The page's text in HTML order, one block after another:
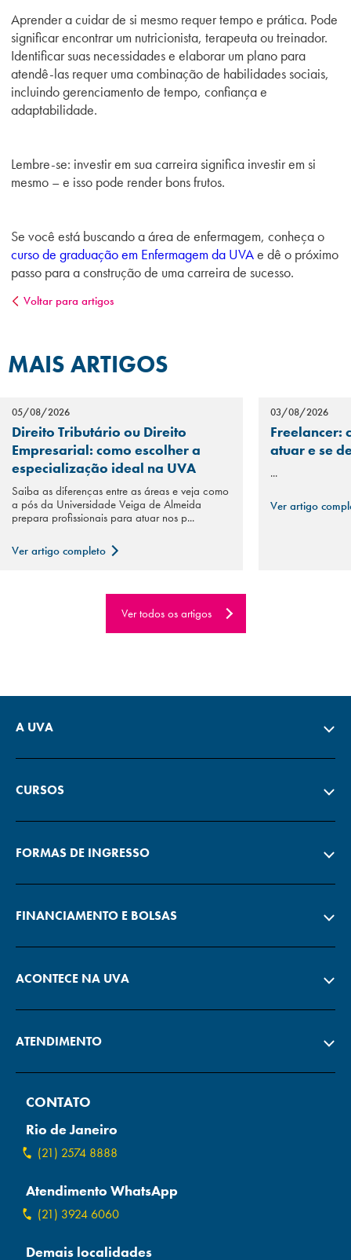
Aprender a cuidar de si mesmo requer tempo e prática. Pode
significar encontrar um nutricionista, terapeuta ou treinador.
Identificar suas necessidades e elaborar um plano para
atendê-las requer uma combinação de habilidades sociais,
incluindo gerenciamento de tempo, confiança e
adaptabilidade.
Lembre-se: investir em sua carreira significa investir em si
mesmo – e isso pode render bons frutos.
Se você está buscando aáreade enfermagem, conheça o
curso de graduação em Enfermagem da UVAe dê o próximo
passo para a construção de uma carreira de sucesso.
Voltar para artigos
MAIS ARTIGOS
05/08/2026
Direito Tributário ou Direito
Empresarial: como escolher a
especialização ideal na UVA
Saiba as diferenças entre as áreas e veja como
a pós da Universidade Veiga de Almeida
prepara profissionais para atuar nos p...
Ver artigo completo
03/08/2026
Freelancer:
atuar e se
...
Ver artigo
Ver todos os artigos
A UVA
CURSOS
FORMAS DE INGRESSO
FINANCIAMENTO E BOLSAS
ACONTECE NA UVA
ATENDIMENTO
CONTATO
Rio de Janeiro
(21) 2574 8888
Atendimento WhatsApp
(21) 3924 6060
Demais localidades